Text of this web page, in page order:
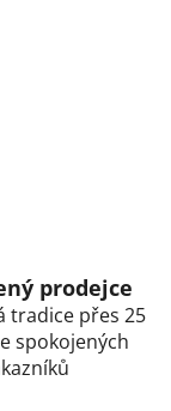
prodejce
tradice přes 25
spokojených